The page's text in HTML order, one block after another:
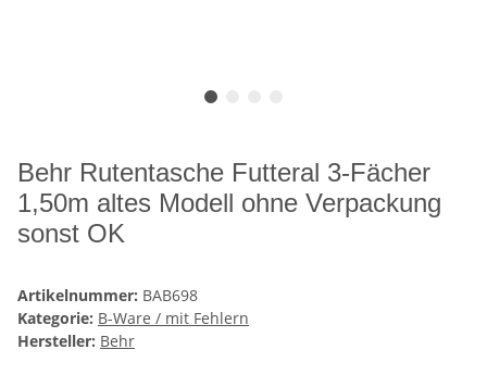
Behr Rutentasche Futteral 3-Fächer
1,50m altes Modell ohne Verpackung
sonst OK
Artikelnummer: BAB698
Kategorie: B-Ware / mit Fehlern
Hersteller: Behr